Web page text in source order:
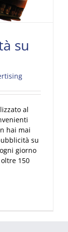
su
al
hai mai
su
giorno
150